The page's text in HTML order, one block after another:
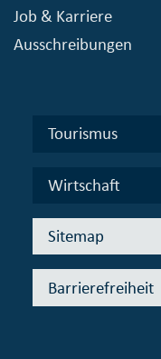
Job & Karriere
Ausschreibungen
Tourismus
Wirtschaft
Sitemap
Barrierefreiheit